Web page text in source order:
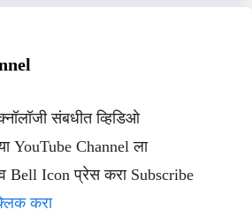
संबधीत व्हिडिओ
YouTube Channel ला
Bell Icon प्रेस करा Subscribe
करा